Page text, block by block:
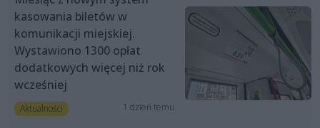
kasowania biletów w
komunikacji miejskiej.
Wystawiono 1300 opłat
dodatkowych więcej niż rok
wcześniej
Aktualności 1 dzień temu